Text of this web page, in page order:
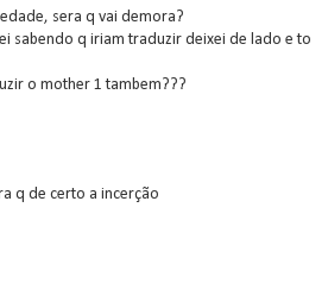
sera q vai demora?
sabendo q iriam traduzir deixei de lado e to
o mother 1 tambem???
q de certo a incerção